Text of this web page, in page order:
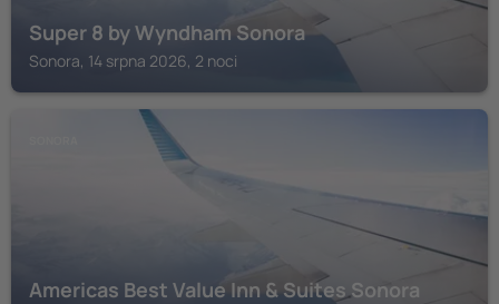
Super 8 by Wyndham Sonora
Sonora, 14 srpna 2026, 2 noci
Americas Best Value Inn & Suites Sonora